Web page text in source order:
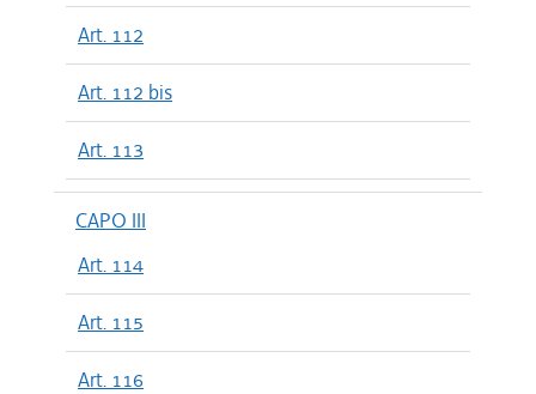
Art. 112
Art. 112 bis
Art. 113
CAPO III
Art. 114
Art. 115
Art. 116